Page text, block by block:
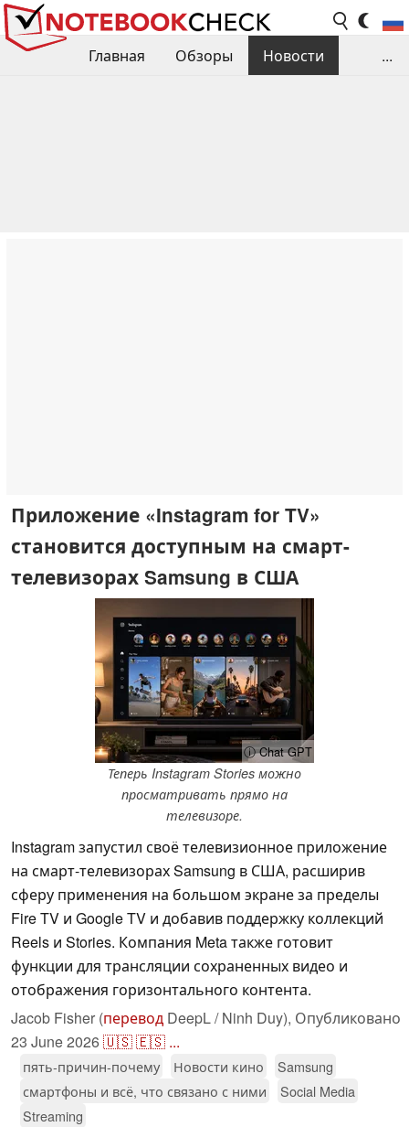
Главная Обзоры
Новости
...
Приложение «Instagram for TV»
становится доступным на смарт-
телевизорах Samsung в США
ⓘ Chat GPT
Теперь Instagram Stories можно
просматривать прямо на
телевизоре.
Instagram запустил своё телевизионное приложение
на смарт-телевизорах Samsung в США, расширив
сферу применения на большом экране за пределы
Fire TV и Google TV и добавив поддержку коллекций
Reels и Stories. Компания Meta также готовит
функции для трансляции сохраненных видео и
отображения горизонтального контента.
Jacob Fisher (перевод DeepL / Ninh Duy), Опубликовано
23 June 2026🇺🇸🇪🇸 ...
пять-причин-почему Новости кино
Samsung
смартфоны и всё, что связано с ними
Social Media
Streaming